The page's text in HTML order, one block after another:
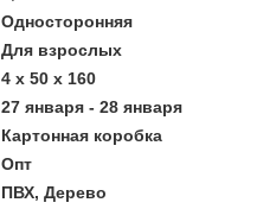
Односторонняя
Для взрослых
4 x 50 x 160
27 января - 28 января
Картонная коробка
Опт
ПВХ, Дерево